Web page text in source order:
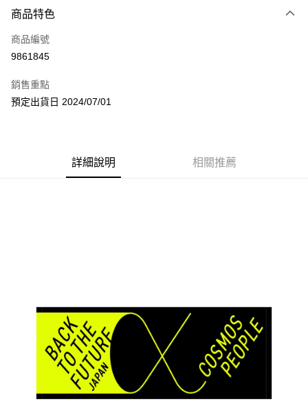
信用卡一次付款
超商取貨付款
Apple Pay
每筆NT$65，滿NT$1,000(含以上)免運費
7-11取貨付款
每筆NT$65，滿NT$1,000(含以上)免運費
付款後7-11取貨
商品特色
商品編號
9861845
銷售重點
預定出貨日 2024/07/01
詳細說明 相關推薦